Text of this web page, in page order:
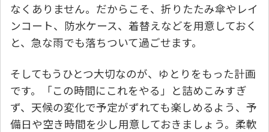
なくありません。だからこそ、折りたたみ傘やレイ
ンコート、防水ケース、着替えなどを用意しておく
と、急な雨でも落ちついて過ごせます。
そしてもうひとつ大切なのが、ゆとりをもった計画
です。「この時間にこれをやる」と詰めこみすぎ
ず、天候の変化で予定がずれても楽しめるよう、予
備日や空き時間を少し用意しておきましょう。柔軟